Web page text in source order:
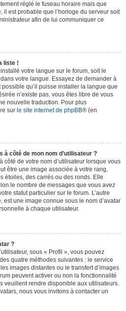
réglé le fuseau horaire mais que
il est probable que l’horloge du serveur soit
afin de lui communiquer ce
liste !
votre langue sur le forum, soit le
votre langue. Essayez de demander à
qu’il puisse installer la langue que
n’existe pas, vous êtes libre de vous
nouvelle traduction. Pour plus
sur le site internet de phpBB® (en
côté de mon nom d’utilisateur ?
côté de votre nom d’utilisateur lorsque vous
être une image associée à votre rang,
étoiles, des carrés ou des ronds. Elle
le nombre de messages que vous avez
statut particulier sur le forum. L’autre
une image connue sous le nom d’avatar
à chaque utilisateur.
?
sous « Profil », vous pouvez
quatre méthodes suivantes : le service
images distantes ou le transfert d’images
peuvent activer ou non la fonctionnalité
veuillent rendre disponible aux utilisateurs.
nous vous invitons à contacter un